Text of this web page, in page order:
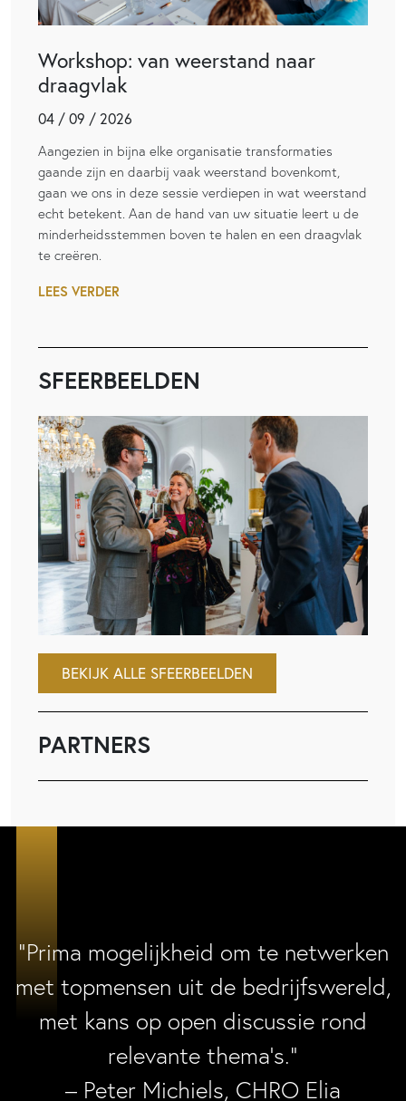
Workshop: van weerstand naar
draagvlak
04 / 09 / 2026
Aangezien in bijna elke organisatie transformaties
gaande zijn en daarbij vaak weerstand bovenkomt,
gaan we ons in deze sessie verdiepen in wat weerstand
echt betekent. Aan de hand van uw situatie leert u de
minderheidsstemmen boven te halen en een draagvlak
te creëren.
LEES VERDER
SFEERBEELDEN
BEKIJK ALLE SFEERBEELDEN
PARTNERS
“Prima mogelijkheid om te netwerken
met topmensen uit de bedrijfswereld,
met kans op open discussie rond
relevante thema’s.”
– Peter Michiels, CHRO Elia